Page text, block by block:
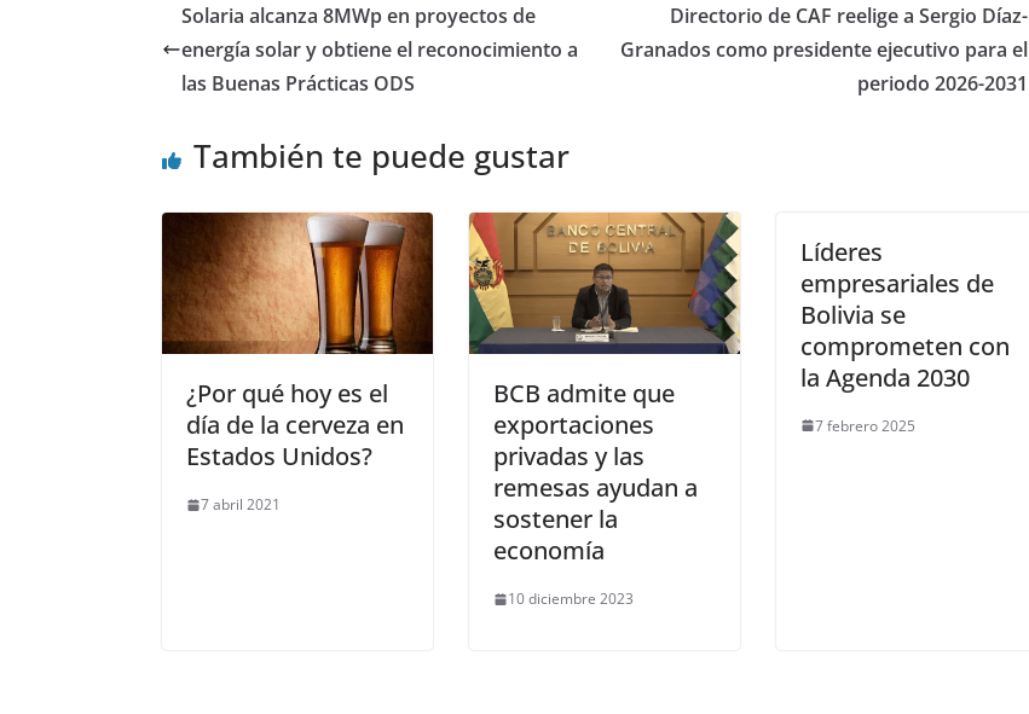
Solaria alcanza 8MWp en proyectos de
energía solar y obtiene el reconocimiento a
las Buenas Prácticas ODS
Directorio de CAF reelige a Sergio Díaz-
Granados como presidente ejecutivo para el
periodo 2026-2031
También te puede gustar
¿Por qué hoy es el
día de la cerveza en
Estados Unidos?
7 abril 2021
BCB admite que
exportaciones
privadas y las
remesas ayudan a
sostener la
economía
10 diciembre 2023
Líderes
empresariales de
Bolivia se
comprometen con
la Agenda 2030
7 febrero 2025